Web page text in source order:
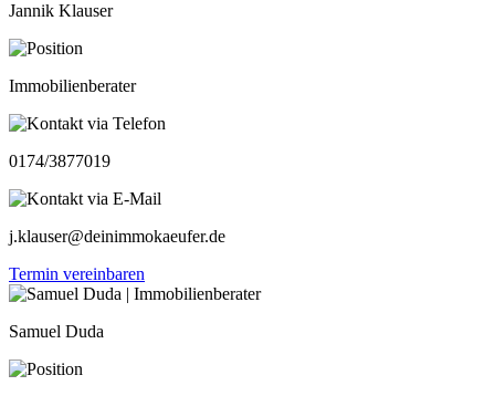
Jannik Klauser
Immobilienberater
0174/3877019
j.klauser@deinimmokaeufer.de
Termin vereinbaren
Samuel Duda